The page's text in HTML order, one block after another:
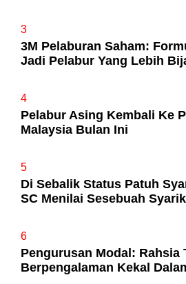
3
3M Pelaburan Saham:
Jadi Pelabur Yang Lebih
4
Pelabur Asing Kembali Ke
Malaysia Bulan Ini
5
Di Sebalik Status Patuh
SC Menilai Sesebuah
6
Pengurusan Modal: Rahsia
Berpengalaman Kekal